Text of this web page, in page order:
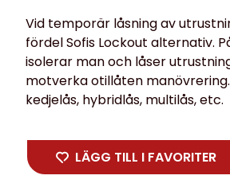
Vid temporär låsning av
fördel Sofis Lockout alternativ.
isolerar man och låser
motverka otillåten
kedjelås, hybridlås, multilås, etc.
LÄGG TILL I FAVORITER